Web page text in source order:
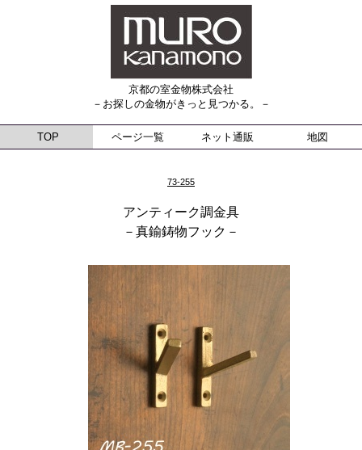
京都の室金物株式会社
－お探しの金物がきっと見つかる。－
TOP ページ一覧 ネット通販 地図
73-255
アンティーク調金具
－真鍮鋳物フック－